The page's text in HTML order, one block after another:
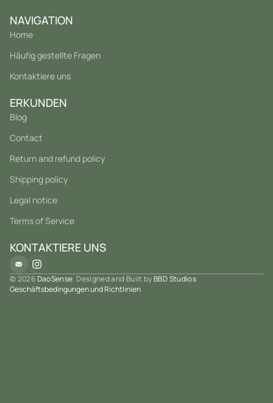
NAVIGATION
Home
Häufig gestellte Fragen
Kontaktiere uns
ERKUNDEN
Blog
Contact
Return and refund policy
Shipping policy
Legal notice
Terms of Service
KONTAKTIERE UNS
© 2026DaoSense. Designed and Built byBBD Studios
Geschäftsbedingungen und Richtlinien